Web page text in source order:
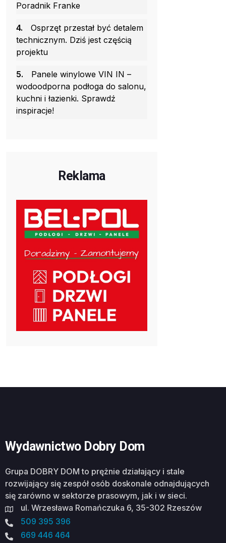
Poradnik Franke
4.
Osprzęt przestał być detalem
technicznym. Dziś jest częścią
projektu
5.
Panele winylowe VIN IN –
wodoodporna podłoga do salonu,
kuchni i łazienki. Sprawdź
inspiracje!
Reklama
Wydawnictwo Dobry Dom
Grupa DOBRY DOM to prężnie działający i stale
rozwijający się zespół osób doskonale odnajdujących
się zarówno w sektorze prasowym, jak i w sieci.
ul. Wrzesława Romańczuka 6, 35-302 Rzeszów
509 395 396
669 446 464